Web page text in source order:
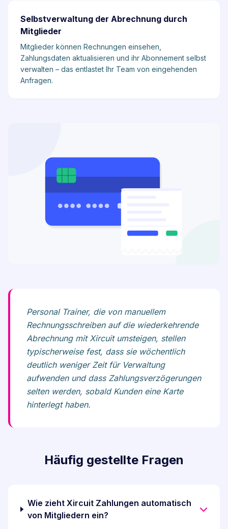
Selbstverwaltung der Abrechnung durch
Mitglieder
Mitglieder können Rechnungen einsehen,
Zahlungsdaten aktualisieren und ihr Abonnement selbst
verwalten – das entlastet Ihr Team von eingehenden
Anfragen.
Personal Trainer, die von manuellem
Rechnungsschreiben auf die wiederkehrende
Abrechnung mit Xircuit umsteigen, stellen
typischerweise fest, dass sie wöchentlich
deutlich weniger Zeit für Verwaltung
aufwenden und dass Zahlungsverzögerungen
selten werden, sobald Kunden eine Karte
hinterlegt haben.
Häufig gestellte Fragen
Wie zieht Xircuit Zahlungen automatisch
von Mitgliedern ein?